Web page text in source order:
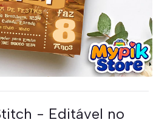
- Editável no